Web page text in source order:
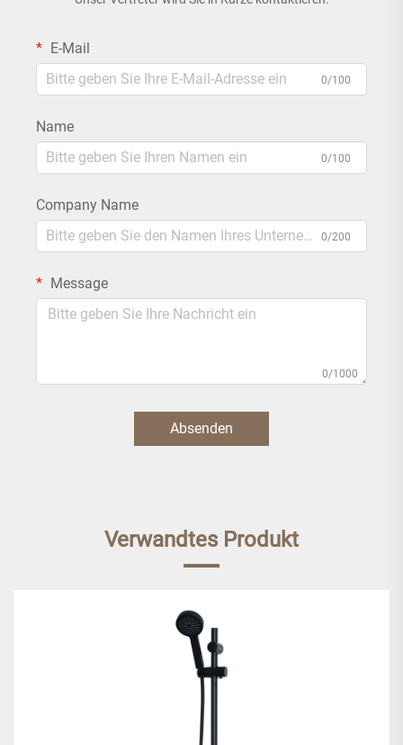
E-Mail
0/100
Name
0/100
Company Name
0/200
Message
0/1000
Absenden
Verwandtes Produkt